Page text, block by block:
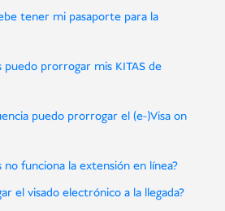
tener mi pasaporte para la
puedo prorrogar mis KITAS de
puedo prorrogar el (e-)Visa on
no funciona la extensión en línea?
el visado electrónico a la llegada?